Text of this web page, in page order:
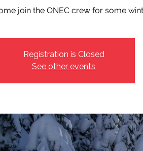
join the ONEC crew for some
Registration is Closed
See other events